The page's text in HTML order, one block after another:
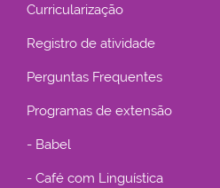
Curricularização
Registro de atividade
Perguntas Frequentes
Programas de extensão
- Babel
- Café com Linguística